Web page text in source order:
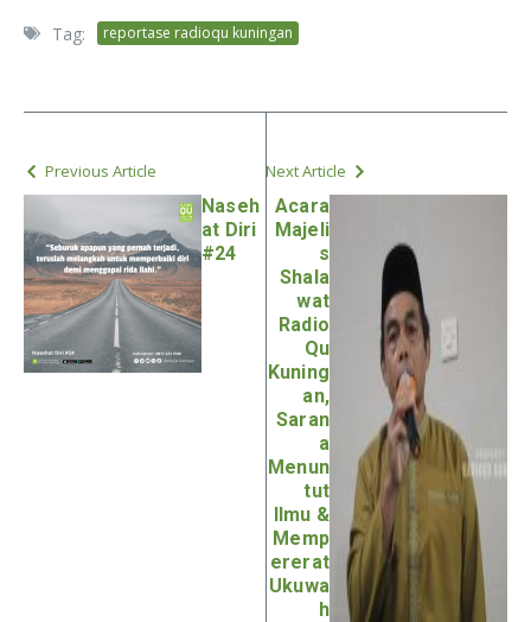
Tag: reportase radioqu kuningan
Previous Article
Naseh
at Diri
#24
Next Article
Acara
Majeli
s
Shala
wat
Radio
Qu
Kuning
an,
Saran
a
Menun
tut
Ilmu &
Memp
ererat
Ukuwa
h